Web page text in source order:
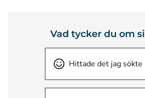
Vad tycker du om
Hittade det jag sökte